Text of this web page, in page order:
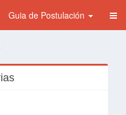
Guia de Postulación